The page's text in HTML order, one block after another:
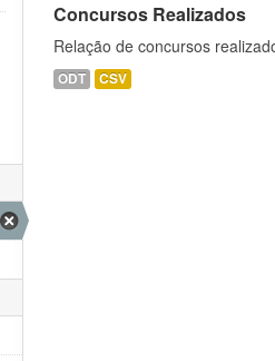
Concursos Realizados
Relação de concursos
ODT CSV